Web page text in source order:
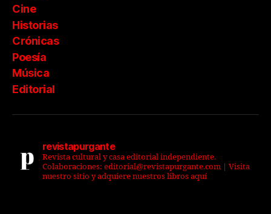
Cine
Historias
Crónicas
Poesía
Música
Editorial
revistapurgante
Revista cultural y casa editorial independiente.
Colaboraciones: editorial@revistapurgante.com | Visita
nuestro sitio y adquiere nuestros libros aquí